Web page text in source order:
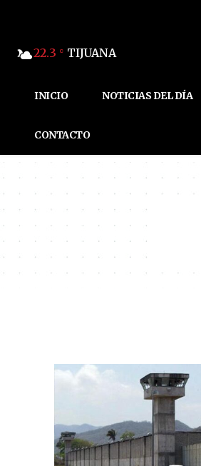
22.3 C TIJUANA
INICIO NOTICIAS DEL DÍA
CONTACTO